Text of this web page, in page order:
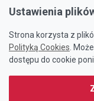
Ustawienia
Strona korzysta z
Polityką Cookies .
dostępu do cookie